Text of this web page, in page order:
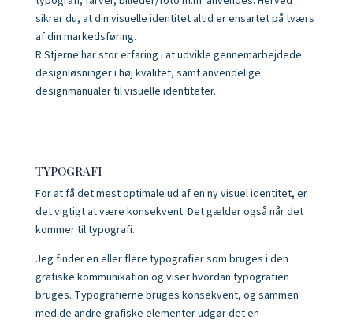
sikrer du, at din visuelle identitet altid er ensartet på tværs
af din markedsføring.
R Stjerne har stor erfaring i at udvikle gennemarbejdede
designløsninger i høj kvalitet, samt anvendelige
designmanualer til visuelle identiteter.
TYPOGRAFI
For at få det mest optimale ud af en ny visuel identitet, er
det vigtigt at være konsekvent. Det gælder også når det
kommer til typografi.
Jeg finder en eller flere typografier som bruges i den
grafiske kommunikation og viser hvordan typografien
bruges. Typografierne bruges konsekvent, og sammen
med de andre grafiske elementer udgør det en